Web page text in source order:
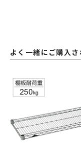
よく一緒にご購入